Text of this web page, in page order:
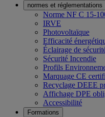
normes et réglementations
Norme NF C 15-
IRVE
Photovoltaïque
Efficacité
Éclairage de
Sécurité Incendie
Profils
Marquage CE
Recyclage DEEE
Affichage DPE
Accessibilité
Formations